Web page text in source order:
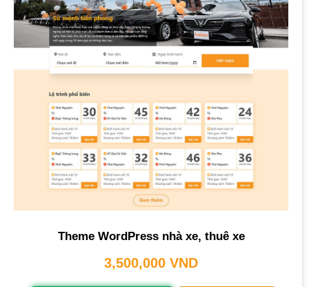
Theme WordPress nhà xe, thuê xe
3,500,000 VND